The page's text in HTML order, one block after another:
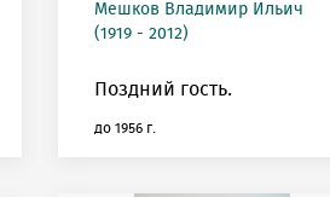
Мешков Владимир Ильич
(1919 - 2012)
Поздний гость.
до 1956 г.